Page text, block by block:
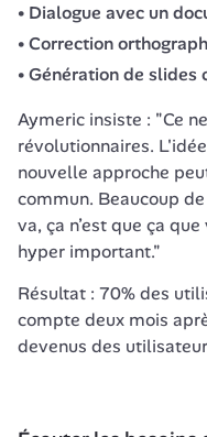
Dialogue avec un
Correction
Génération de slides
Aymeric insiste : "Ce
révolutionnaires.
nouvelle approche
commun. Beaucoup
va, ça n’est que ça
hyper important."
Résultat : 70% des
compte deux mois
devenus des